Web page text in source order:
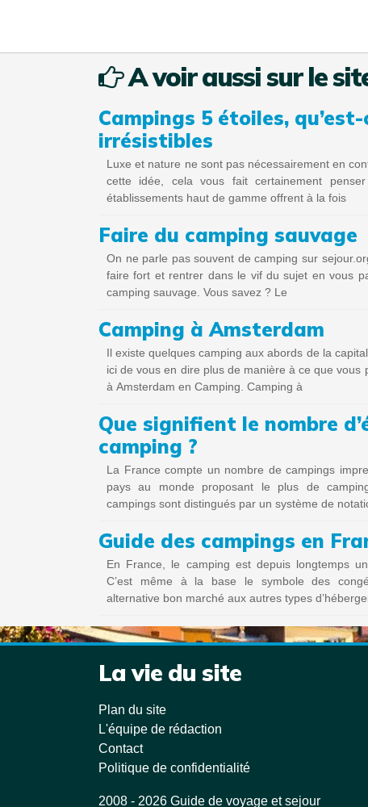
A voir aussi sur le
Campings 5 étoiles,
irrésistibles
Luxe et nature ne sont pas nécessairement en
cette idée, cela vous fait certainement
établissements haut de gamme offrent à la fois
Faire du camping sauvage
On ne parle pas souvent de camping sur
faire fort et rentrer dans le vif du sujet en vous parlant plus
camping sauvage. Vous savez ? Le
Camping à Amsterdam
Il existe quelques camping aux abords de la
ici de vous en dire plus de manière à ce que vous
à Amsterdam en Camping. Camping à
Que signifient le nombre
camping ?
La France compte un nombre de campings
pays au monde proposant le plus de
campings sont distingués par un système de
Guide des campings en
En France, le camping est depuis longtemps
C’est même à la base le symbole des
alternative bon marché aux autres types
La vie du site
Plan du site
L'équipe de rédaction
Contact
Politique de confidentialité
2008 - 2026 Guide de voyage et sejour